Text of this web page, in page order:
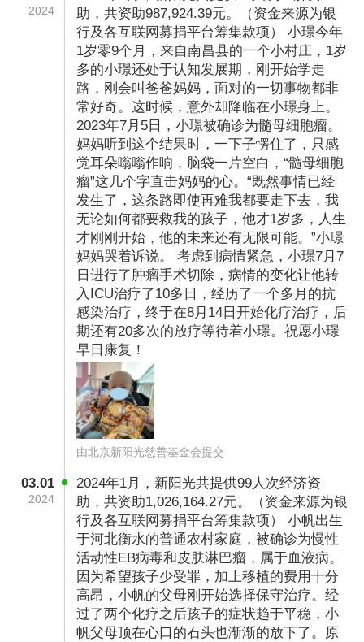
2024
助，共资助987,924.39元。（资金来源为银
行及各互联网募捐平台筹集款项） 小璟今年
1岁零9个月，来自南昌县的一个小村庄，1岁
多的小璟还处于认知发展期，刚开始学走
路，刚会叫爸爸妈妈，面对的一切事物都非
常好奇。这时候，意外却降临在小璟身上。
2023年7月5日，小璟被确诊为髓母细胞瘤。
妈妈听到这个结果时，一下子愣住了，只感
觉耳朵嗡嗡作响，脑袋一片空白，“髓母细胞
瘤”这几个字直击妈妈的心。“既然事情已经
发生了，这条路即使再难我都要走下去，我
无论如何都要救我的孩子，他才1岁多，人生
才刚刚开始，他的未来还有无限可能。”小璟
妈妈哭着诉说。 考虑到病情紧急，小璟7月7
日进行了肿瘤手术切除，病情的变化让他转
入ICU治疗了10多日，经历了一个多月的抗
感染治疗，终于在8月14日开始化疗治疗，后
期还有20多次的放疗等待着小璟。祝愿小璟
早日康复！
由北京新阳光慈善基金会提交
03.01
2024
2024年1月，新阳光共提供99人次经济资
助，共资助1,026,164.27元。（资金来源为银
行及各互联网募捐平台筹集款项） 小帆出生
于河北衡水的普通农村家庭，被确诊为慢性
活动性EB病毒和皮肤淋巴瘤，属于血液病。
因为希望孩子少受罪，加上移植的费用十分
高昂，小帆的父母刚开始选择保守治疗。经
过了两个化疗之后孩子的症状趋于平稳，小
帆父母顶在心口的石头也渐渐的放下了。原